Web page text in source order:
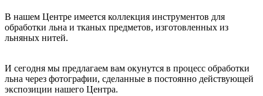
В нашем Центре имеется коллекция инструментов для
обработки льна и тканых предметов, изготовленных из
льняных нитей.
И сегодня мы предлагаем вам окунутся в процесс обработки
льна через фотографии, сделанные в постоянно действующей
экспозиции нашего Центра.